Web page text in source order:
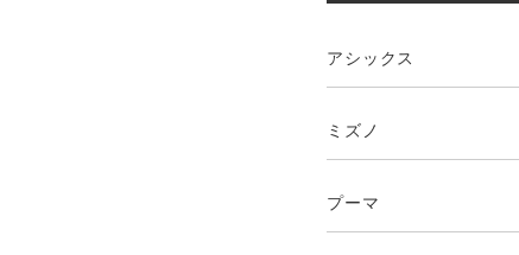
アシックス
ミズノ
プーマ